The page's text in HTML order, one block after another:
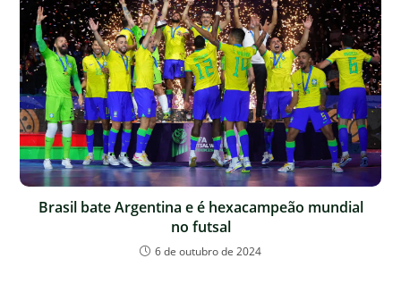
Brasil bate Argentina e é hexacampeão mundial
no futsal
6 de outubro de 2024